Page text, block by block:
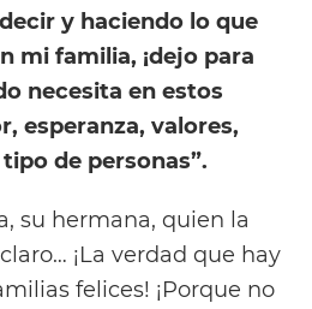
y haciendo lo que
mi familia, ¡dejo para
necesita en estos
esperanza, valores,
de personas”.
su hermana, quien la
¡La verdad que hay
felices! ¡Porque no